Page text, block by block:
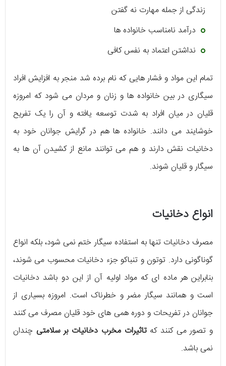
زندگی از جمله مهارت نه گفتن
درآمد نامناسب خانواده ها
نداشتن اعتماد به نفس کافی
تمام این مواد و فشار هایی که نام برده شد منجر به افزایش افراد
سیگاری در بین خانواده ها و زنان و مردان می شود که امروزه
قلیان در میان افراد به شدت توسعه یافته و آن را یک تفریح
خوشایند می دانند. خانواده ها هم در گرایش جوانان خود به
دخانیات نقش دارند و هم می توانند مانع از کشیدن آن ها به
سیگار و قلیان شوند.
انواع دخانیات
مصرف دخانیات تنها به استفاده سیگار ختم نمی شود، بلکه انواع
گوناگونی دارد. توتون و تنباکو جزء دخانیات محسوب می شوند،
بنابراین هر ماده ای که مواد اولیه آن از این دو باشد دخانیات
است و همانند سیگار مضر و خطرناک است. امروزه بسیاری از
جوانان در تفریحات و دوره همی های خود قلیان مصرف می کنند
و تصور می کنند کهتاثیرات مخرب دخانیات بر سلامتی چندان
نمی باشد.